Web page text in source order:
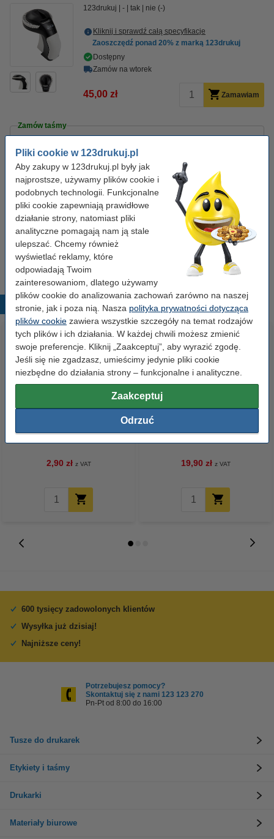
Pliki cookie w 123drukuj.pl
Aby zakupy w 123drukuj.pl były jak
najprostsze, używamy plików cookie i
podobnych technologii. Funkcjonalne
pliki cookie zapewniają prawidłowe
działanie strony, natomiast pliki
analityczne pomagają nam ją stale
ulepszać. Chcemy również
wyświetlać reklamy, które
odpowiadają Twoim
zainteresowaniom, dlatego używamy
plików cookie do analizowania zachowań zarówno na naszej
stronie, jak i poza nią. Nasza polityka prywatności dotycząca
plików cookie zawiera wszystkie szczegóły na temat rodzajów
tych plików i ich działania. W każdej chwili możesz zmienić
swoje preferencje. Kliknij „Zaakceptuj”, aby wyrazić zgodę.
Jeśli się nie zgadzasz, umieścimy jedynie pliki cookie
niezbędne do działania strony – funkcjonalne i analityczne.
Zaakceptuj
Odrzuć
123drukuj - tak nie (-)
Kliknij i sprawdź całą specyfikacje
Zaoszczędź ponad 20% z marką 123drukuj
Dostępny
Zamów na wtorek
45,00 zł Zamawiam
Zamów taśmy
wielopak
123drukuj S0847750 taśmy reliefowe 3D, 3 kolory, wielopak
13,50 zł
123drukuj S0898150 / 520102 taśma reliefowa 3D, nadruk
biały na czerwonym tle
Produkty
Taśmy
Popularne produkty
okrągłe (100 sztuk), 123drukuj
2,90 zł z VAT
suchościeralnych (okrągła
19,90 zł z VAT
600 tysięcy zadowolonych klientów
Wysyłka już dzisiaj!
Najniższe ceny!
Potrzebujesz pomocy?
Skontaktuj się z nami 123 123 270
Pn-Pt od 8:00 do 16:00
Tusze do drukarek
Etykiety i taśmy
Drukarki
Materiały biurowe